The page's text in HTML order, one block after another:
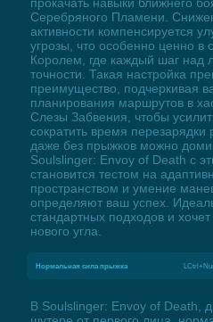
Серебряного Пламени.
активности компенсируется
угрозы, что особенно ценно в
Королем, где каждый шаг над
точности. Такая настройка
преимущество, подчеркивая
планирования маршрутов в
Слезы Забвения, чтобы
сократить время перезарядки
даже без прыжков можно
Soulslinger: Envoy of Death с
становится тестом на
пространством и умение
определяют ваш успех.
стандартных подходов и хочет
нового угла.
Нормальная сила прыжка
В Soulslinger: Envoy of Death,